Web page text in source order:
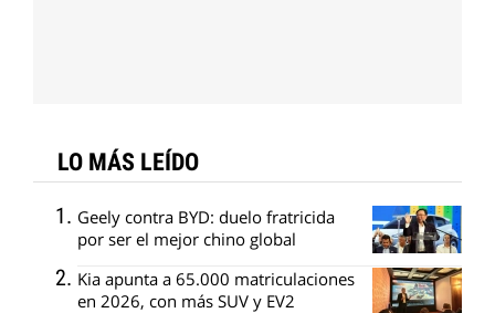
LO MÁS LEÍDO
Geely contra BYD: duelo fratricida
por ser el mejor chino global
Kia apunta a 65.000 matriculaciones
en 2026, con más SUV y EV2